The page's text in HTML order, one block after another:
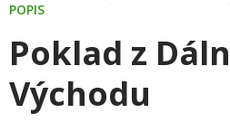
POPIS
Poklad z
Východu